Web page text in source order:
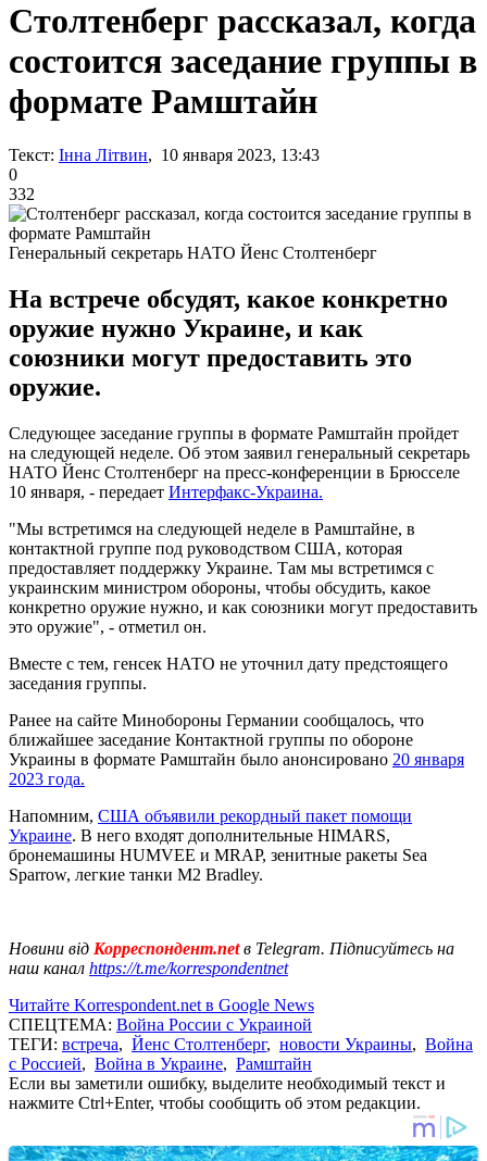
Столтенберг рассказал, когда
состоится заседание группы в
формате Рамштайн
Текст: Інна Літвин, 10 января 2023, 13:43
0
332
Генеральный секретарь НАТО Йенс Столтенберг
На встрече обсудят, какое конкретно
оружие нужно Украине, и как
союзники могут предоставить это
оружие.
Следующее заседание группы в формате Рамштайн пройдет
на следующей неделе. Об этом заявил генеральный секретарь
НАТО Йенс Столтенберг на пресс-конференции в Брюсселе
10 января, - передает Интерфакс-Украина.
"Мы встретимся на следующей неделе в Рамштайне, в
контактной группе под руководством США, которая
предоставляет поддержку Украине. Там мы встретимся с
украинским министром обороны, чтобы обсудить, какое
конкретно оружие нужно, и как союзники могут предоставить
это оружие", - отметил он.
Вместе с тем, генсек НАТО не уточнил дату предстоящего
заседания группы.
Ранее на сайте Минобороны Германии сообщалось, что
ближайшее заседание Контактной группы по обороне
Украины в формате Рамштайн было анонсировано 20 января
2023 года.
Напомним, США объявили рекордный пакет помощи
Украине. В него входят дополнительные HIMARS,
бронемашины HUMVEE и MRAP, зенитные ракеты Sea
Sparrow, легкие танки M2 Bradley.
Новини від Корреспондент.netв Telegram. Підписуйтесь на
наш канал https://t.me/korrespondentnet
Читайте Korrespondent.net в Google News
СПЕЦТЕМА: Война России с Украиной
ТЕГИ: встреча, Йенс Столтенберг, новости Украины, Война
с Россией, Война в Украине, Рамштайн
Если вы заметили ошибку, выделите необходимый текст и
нажмите Ctrl+Enter, чтобы сообщить об этом редакции.